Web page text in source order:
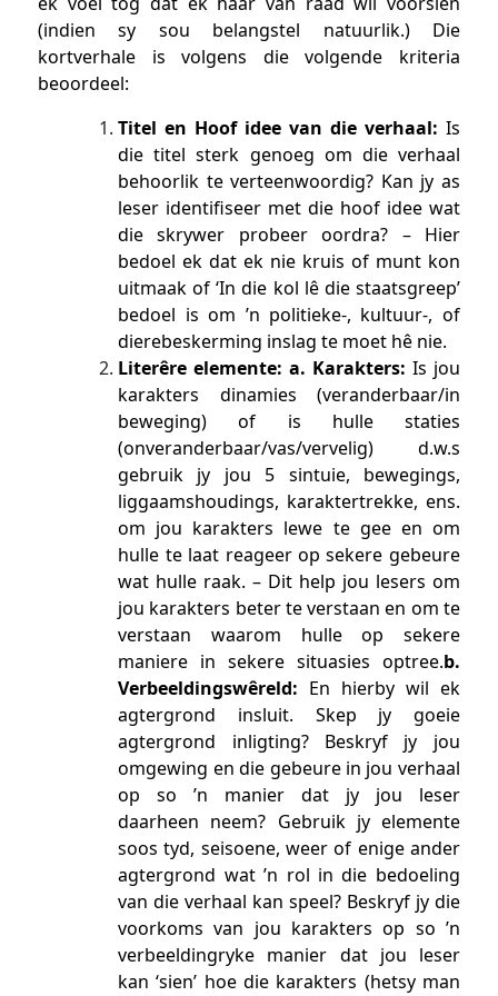
(indien sy sou belangstel natuurlik.) Die
kortverhale is volgens die volgende kriteria
beoordeel:
Titel en Hoof idee van die verhaal: Is
die titel sterk genoeg om die verhaal
behoorlik te verteenwoordig? Kan jy as
leser identifiseer met die hoof idee wat
die skrywer probeer oordra? – Hier
bedoel ek dat ek nie kruis of munt kon
uitmaak of ‘In die kol lê die staatsgreep’
bedoel is om ’n politieke-, kultuur-, of
dierebeskerming inslag te moet hê nie.
Literêre elemente: a. Karakters: Is jou
karakters dinamies (veranderbaar/in
beweging) of is hulle staties
(onveranderbaar/vas/vervelig) d.w.s
gebruik jy jou 5 sintuie, bewegings,
liggaamshoudings, karaktertrekke, ens.
om jou karakters lewe te gee en om
hulle te laat reageer op sekere gebeure
wat hulle raak. – Dit help jou lesers om
jou karakters beter te verstaan en om te
verstaan waarom hulle op sekere
maniere in sekere situasies optree.b.
Verbeeldingswêreld: En hierby wil ek
agtergrond insluit. Skep jy goeie
agtergrond inligting? Beskryf jy jou
omgewing en die gebeure in jou verhaal
op so ’n manier dat jy jou leser
daarheen neem? Gebruik jy elemente
soos tyd, seisoene, weer of enige ander
agtergrond wat ’n rol in die bedoeling
van die verhaal kan speel? Beskryf jy die
voorkoms van jou karakters op so ’n
verbeeldingryke manier dat jou leser
kan ‘sien’ hoe die karakters (hetsy man